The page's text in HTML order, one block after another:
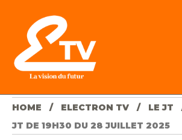
HOME ELECTRON TV
LE JT
JT DE 19H30 DU 28 JUILLET 2025